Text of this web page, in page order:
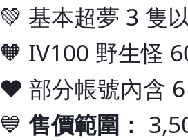
💚 基本超夢 3 隻
🧡 IV100 野生怪
❤️ 部分帳號內含
💙 售價範圍：